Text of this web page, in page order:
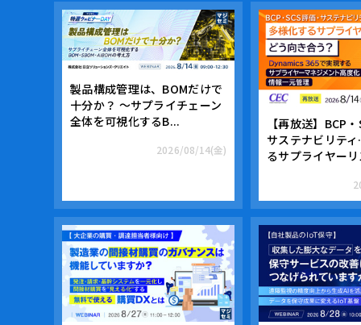
製品構成管理は、BOMだけで
十分か？ 〜サプライチェーン
全体を可視化するB...
2026/08/14(金)
【再放送】BCP
サステナビリテ
るサプライヤー